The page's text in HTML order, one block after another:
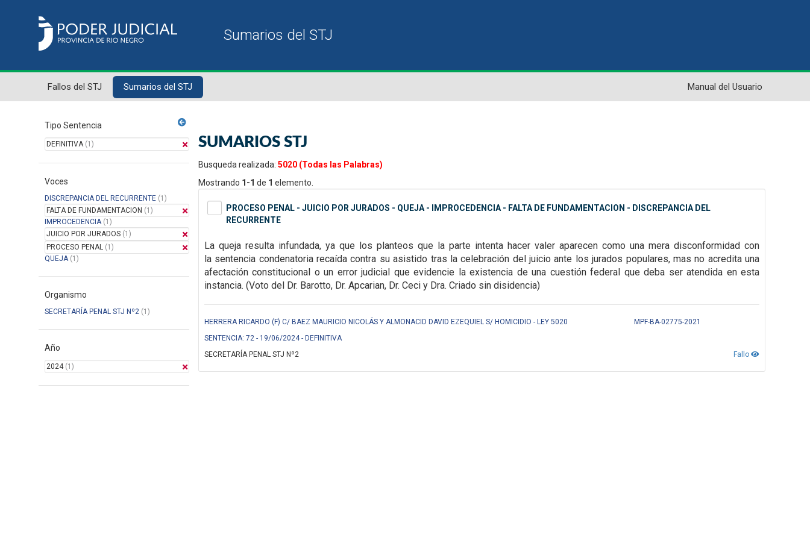
Fallos del STJ Sumarios del STJ Manual del Usuario
Tipo Sentencia
DEFINITIVA(1)
Voces
DISCREPANCIA DEL RECURRENTE (1)
FALTA DE FUNDAMENTACION (1)
IMPROCEDENCIA(1)
JUICIO POR JURADOS (1)
PROCESO PENAL (1)
QUEJA(1)
Organismo
SECRETARÍA PENAL STJ Nº2 (1)
Año
2024(1)
SUMARIOS STJ
Busqueda realizada: 5020 (Todas las Palabras)
Mostrando 1-1 de 1 elemento.
PROCESO PENAL - JUICIO POR JURADOS - QUEJA - IMPROCEDENCIA - FALTA DE FUNDAMENTACION - DISCREPANCIA DEL
RECURRENTE
La queja resulta infundada, ya que los planteos que la parte intenta hacer valer aparecen como una mera disconformidad con
la sentencia condenatoria recaída contra su asistido tras la celebración del juicio ante los jurados populares, mas no acredita una
afectación constitucional o un error judicial que evidencie laexistencia de una cuestión federal que deba ser atendida en esta
instancia. (Voto del Dr. Barotto, Dr. Apcarian, Dr. Ceci y Dra. Criado sin disidencia)
HERRERA RICARDO (F) C/ BAEZ MAURICIO NICOLÁS Y ALMONACID DAVID EZEQUIEL S/ HOMICIDIO - LEY 5020
MPF-BA-02775-2021
SENTENCIA: 72 - 19/06/2024 - DEFINITIVA
Fallo
SECRETARÍA PENAL STJ Nº2